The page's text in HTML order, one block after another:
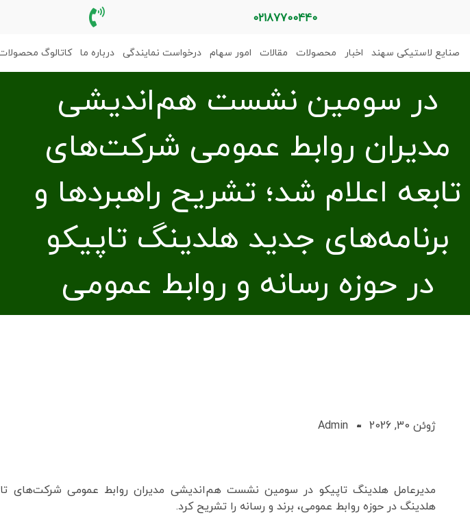
02187700440
صنایع لاستیکی سهند اخبار محصولات مقالات امور سهام درخواست نمایندگی درباره ما کاتالوگ
در سومین نشست هم‌اندیشی
مدیران روابط عمومی شرکت‌های
تابعه اعلام شد؛ تشریح راهبردها و
برنامه‌های جدید هلدینگ تاپیکو
در حوزه رسانه و روابط عمومی
ژوئن 30, 2026 Admin
مدیرعامل هلدینگ تاپیکو در سومین نشست هم‌اندیشی مدیران روابط عمومی شرکت‌های
هلدینگ در حوزه روابط عمومی، برند و رسانه را تشریح کرد.